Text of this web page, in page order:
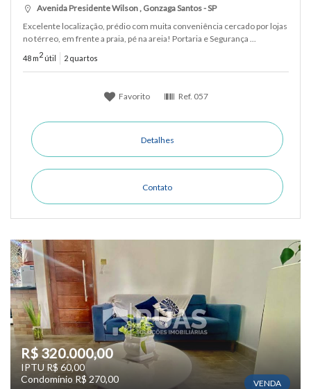
Avenida Presidente Wilson , Gonzaga Santos - SP
Excelente localização, prédio com muita conveniência cercado por lojas
no térreo, em frente a praia, pé na areia! Portaria e Segurança ...
48 m2 útil 2 quartos
Favorito Ref. 057
Detalhes
Contato
R$ 320.000,00
IPTU R$ 60,00
Condomínio R$ 270,00
VENDA